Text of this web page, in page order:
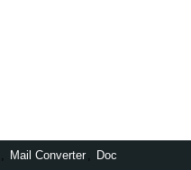
Mail Converter
Doc